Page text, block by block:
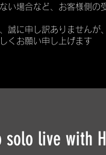
い場合など、お客様側
誠に申し訳ありませんが、
くお願い申し上げます
solo live with